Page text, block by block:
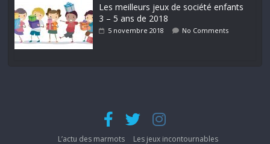
Les meilleurs jeux de société enfants
3 – 5 ans de 2018
5 novembre 2018 No Comments
L’actu des marmots Les jeux incontournables